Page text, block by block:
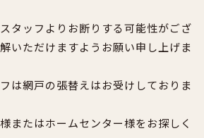
タッフよりお断りする可能性がござ
いただけますようお願い申し上げま
は網戸の張替えはお受けしておりま
またはホームセンター様をお探しく